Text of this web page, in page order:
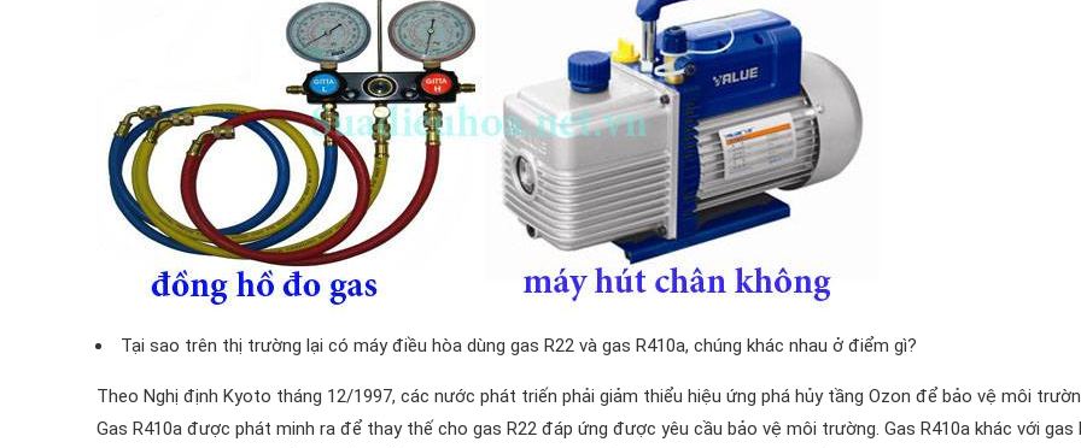
Tại sao trên thị trường lại có máy điều hòa dùng gas R22 và gas R410a, chúng khác nhau ở điểm gì?
Theo Nghị định Kyoto tháng 12/1997, các nước phát triến phải giảm thiểu hiệu ứng phá hủy tầng Ozon để bảo vệ môi
Gas R410a được phát minh ra để thay thế cho gas R22 đáp ứng được yêu cầu bảo vệ môi trường. Gas R410a khác với gas